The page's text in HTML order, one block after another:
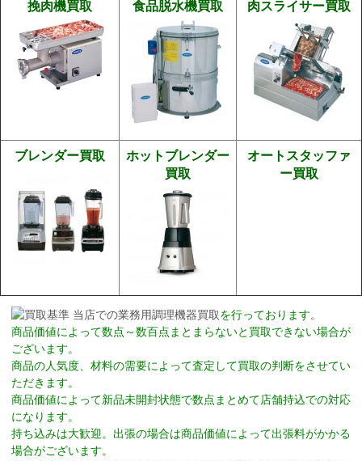
挽肉機買取 食品脱水機買取 肉スライサー買取
ブレンダー買取
ホットブレンダー
買取
オートスタッファ
ー買取
当店での業務用調理機器買取 を行っております。
商品価値によって数点～数百点まとまらないと買取できない場合が
ございます。
商品の人気度、材料の需要によって査定して買取の判断をさせてい
ただきます。
商品価値によって新品未開封状態で数点まとめて店舗持込での対応
になります。
持ち込みは大歓迎。出張の場合は商品価値によって出張料がかかる
場合がございます。